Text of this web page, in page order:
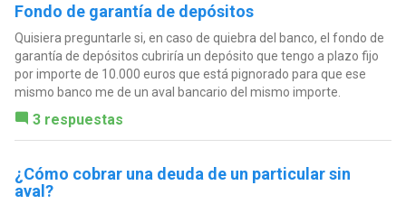
Fondo de garantía de depósitos
Quisiera preguntarle si, en caso de quiebra del banco, el fondo de
garantía de depósitos cubriría un depósito que tengo a plazo fijo
por importe de 10.000 euros que está pignorado para que ese
mismo banco me de un aval bancario del mismo importe.
3 respuestas
¿Cómo cobrar una deuda de un particular sin
aval?